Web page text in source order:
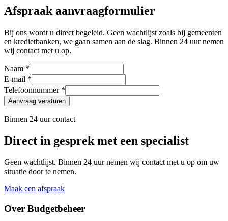
Afspraak aanvraagformulier
Bij ons wordt u direct begeleid. Geen wachtlijst zoals bij gemeenten
en kredietbanken, we gaan samen aan de slag. Binnen 24 uur nemen
wij contact met u op.
Naam *
E-mail *
Telefoonnummer *
Aanvraag versturen
Binnen 24 uur contact
Direct in gesprek met een specialist
Geen wachtlijst. Binnen 24 uur nemen wij contact met u op om uw
situatie door te nemen.
Maak een afspraak
Over Budgetbeheer